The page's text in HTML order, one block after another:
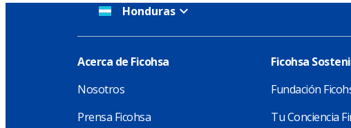
Honduras
Acerca de Ficohsa
Nosotros
Prensa Ficohsa
Ficohsa
Fundación
Tu Conciencia